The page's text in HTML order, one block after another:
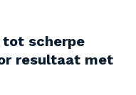
tot scherpe
resultaat met